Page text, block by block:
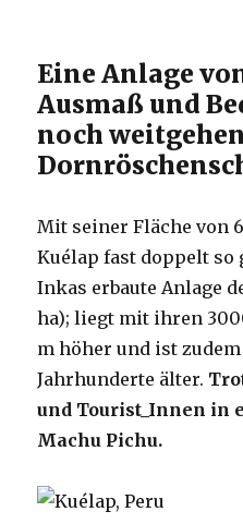
Eine Anlage
Ausmaß und
noch
Mit seiner Fläche von
Kuélap fast doppelt so
Inkas erbaute Anlage
ha); liegt mit ihren
m höher und ist
Jahrhunderte älter.
und Tourist_Innen in
Machu Pichu.